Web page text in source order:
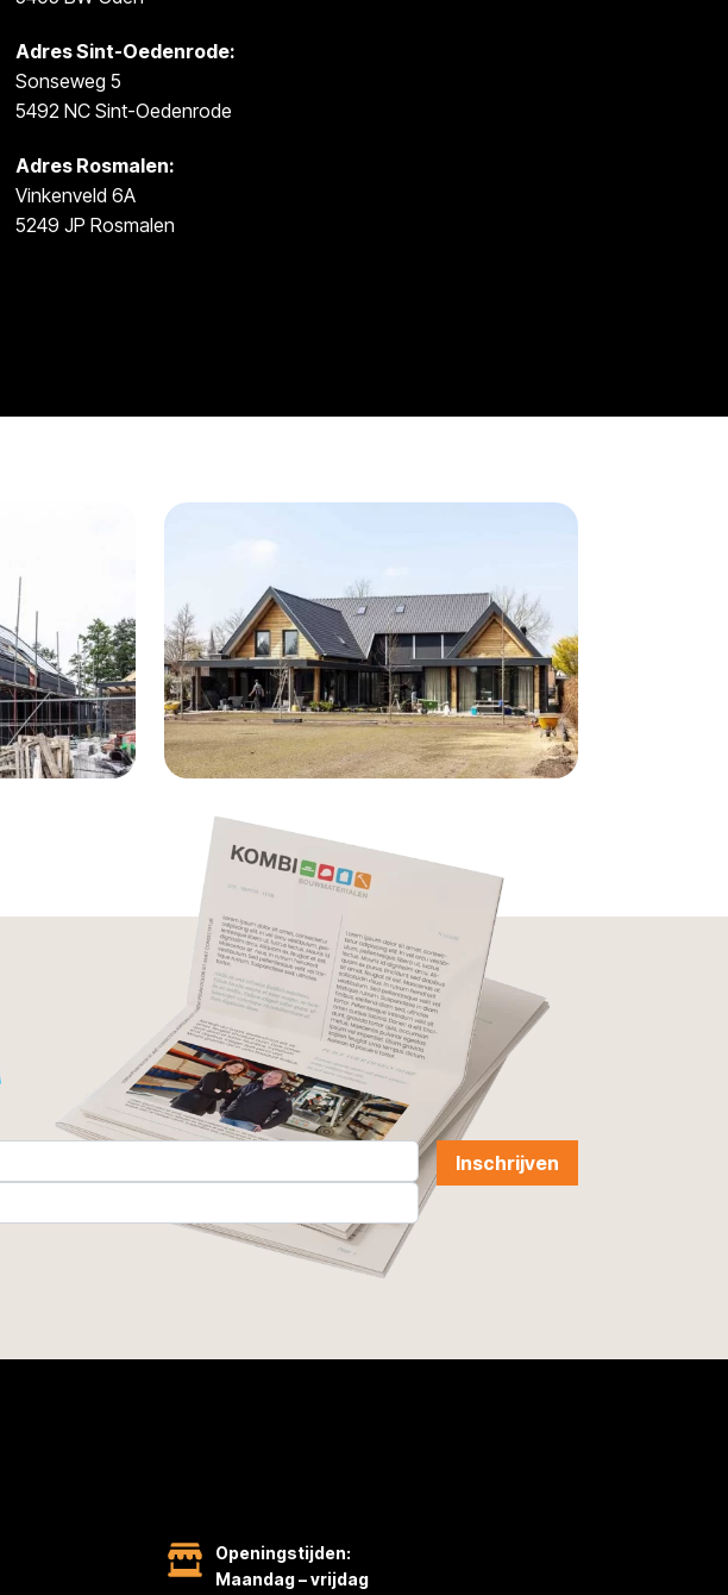
Adres Sint-Oedenrode:
Sonseweg 5
5492 NC Sint-Oedenrode
Adres Rosmalen:
Vinkenveld 6A
5249 JP Rosmalen
Inschrijven
Openingstijden:
Maandag – vrijdag